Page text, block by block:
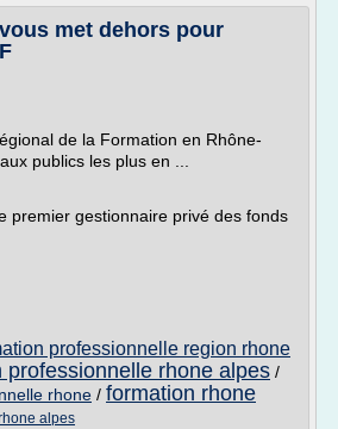
met dehors pour
de la Formation en Rhône-
publics les plus en ...
premier gestionnaire privé des fonds
professionnelle region rhone
professionnelle rhone alpes /
rhone / formation rhone
alpes